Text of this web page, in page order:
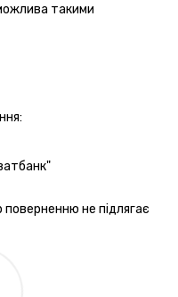
такими
не підлягає